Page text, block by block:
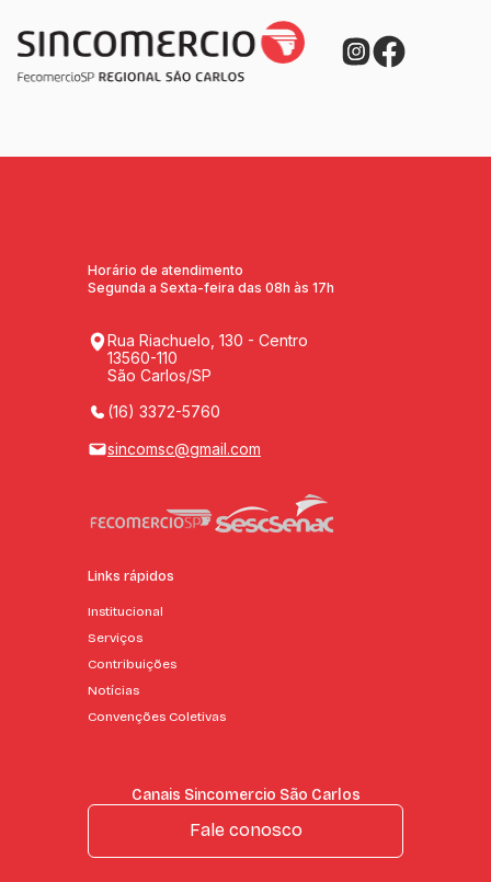
Horário de atendimento
Segunda a Sexta-feira das 08h às 17h
Rua Riachuelo, 130 - Centro
13560-110
São Carlos/SP
(16) 3372-5760
sincomsc@gmail.com
Links rápidos
Institucional
Serviços
Contribuições
Notícias
Convenções Coletivas
Canais Sincomercio São Carlos
Fale conosco